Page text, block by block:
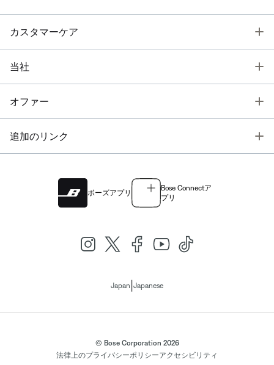
カスタマーケア
当社
オファー
追加のリンク
ボーズアプリ
Bose Connectア
プリ
Japan Japanese
© Bose Corporation 2026
法律上のプライバシーポリシーアクセシビリティ